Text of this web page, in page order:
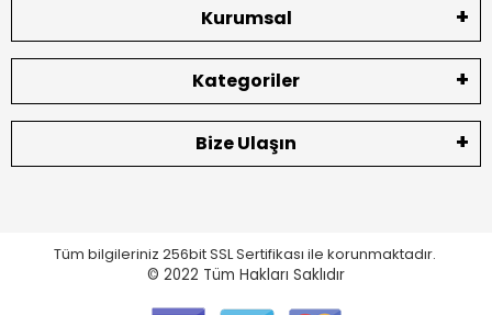
Kurumsal
Kategoriler
Bize Ulaşın
Tüm bilgileriniz 256bit SSL Sertifikası ile korunmaktadır.
© 2022 Tüm Hakları Saklıdır